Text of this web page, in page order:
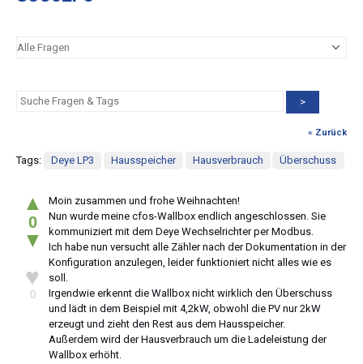
>
« Zurück
Tags: Deye LP3 Hausspeicher Hausverbrauch Überschuss
▲
0
▼
♥
0
Moin zusammen und frohe Weihnachten!
Nun wurde meine cfos-Wallbox endlich angeschlossen. Sie
kommuniziert mit dem Deye Wechselrichter per Modbus.
Ich habe nun versucht alle Zähler nach der Dokumentation in der
Konfiguration anzulegen, leider funktioniert nicht alles wie es
soll.
Irgendwie erkennt die Wallbox nicht wirklich den Überschuss
und lädt in dem Beispiel mit 4,2kW, obwohl die PV nur 2kW
erzeugt und zieht den Rest aus dem Hausspeicher.
Außerdem wird der Hausverbrauch um die Ladeleistung der
Wallbox erhöht.